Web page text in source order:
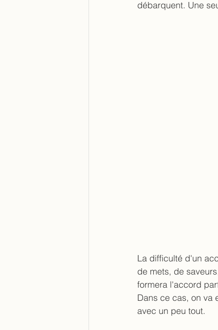
débarquent. Une
La difficulté d'un
de mets, de
formera l'accord
Dans ce cas, on va
avec un peu tout.